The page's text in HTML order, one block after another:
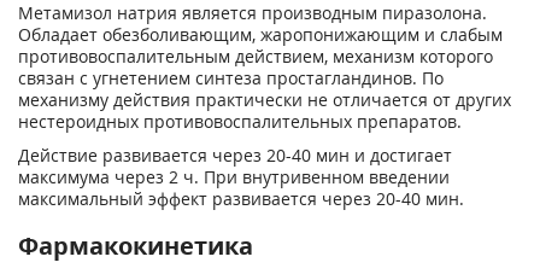
Метамизол натрия является производным пиразолона.
Обладает обезболивающим, жаропонижающим и слабым
противовоспалительным действием, механизм которого
связан с угнетением синтеза простагландинов. По
механизму действия практически не отличается от других
нестероидных противовоспалительных препаратов.
Действие развивается через 20-40 мин и достигает
максимума через 2 ч. При внутривенном введении
максимальный эффект развивается через 20-40 мин.
Фармакокинетика